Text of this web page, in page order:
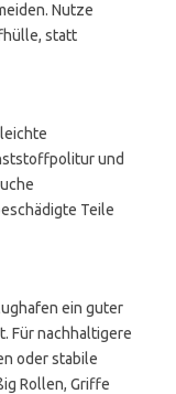
Nutze
statt
und
Teile
ein guter
Für nachhaltigere
oder stabile
Rollen, Griffe